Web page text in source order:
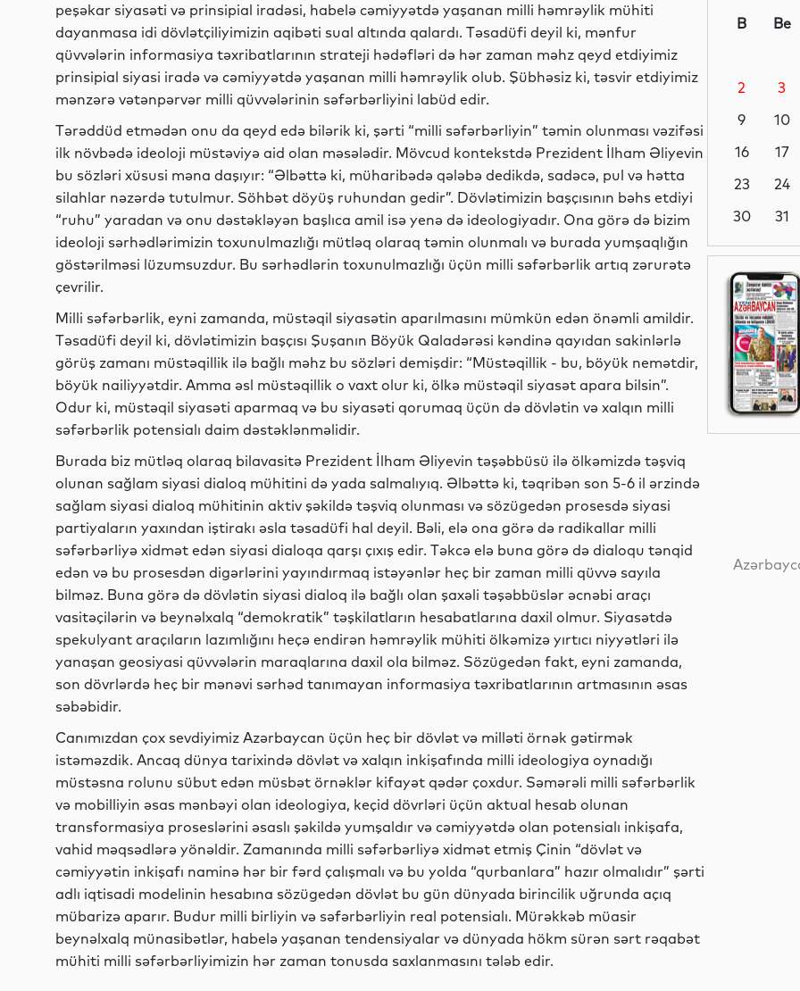
peşəkar siyasəti və prinsipial iradəsi, habelə cəmiyyətdə yaşanan milli həmrəylik mühiti
dayanmasa idi dövlətçiliyimizin aqibəti sual altında qalardı. Təsadüfi deyil ki, mənfur
qüvvələrin informasiya təxribatlarının strateji hədəfləri də hər zaman məhz qeyd etdiyimiz
prinsipial siyasi iradə və cəmiyyətdə yaşanan milli həmrəylik olub. Şübhəsiz ki, təsvir etdiyimiz
mənzərə vətənpərvər milli qüvvələrinin səfərbərliyini labüd edir.
Tərəddüd etmədən onu da qeyd edə bilərik ki, şərti “milli səfərbərliyin” təmin olunması vəzifəsi
ilk növbədə ideoloji müstəviyə aid olan məsələdir. Mövcud kontekstdə Prezident İlham Əliyevin
bu sözləri xüsusi məna daşıyır: “Əlbəttə ki, müharibədə qələbə dedikdə, sadəcə, pul və hətta
silahlar nəzərdə tutulmur. Söhbət döyüş ruhundan gedir”. Dövlətimizin başçısının bəhs etdiyi
“ruhu” yaradan və onu dəstəkləyən başlıca amil isə yenə də ideologiyadır. Ona görə də bizim
ideoloji sərhədlərimizin toxunulmazlığı mütləq olaraq təmin olunmalı və burada yumşaqlığın
göstərilməsi lüzumsuzdur. Bu sərhədlərin toxunulmazlığı üçün milli səfərbərlik artıq zərurətə
çevrilir.
Milli səfərbərlik, eyni zamanda, müstəqil siyasətin aparılmasını mümkün edən önəmli amildir.
Təsadüfi deyil ki, dövlətimizin başçısı Şuşanın Böyük Qaladərəsi kəndinə qayıdan sakinlərlə
görüş zamanı müstəqillik ilə bağlı məhz bu sözləri demişdir: “Müstəqillik - bu, böyük nemətdir,
böyük nailiyyətdir. Amma əsl müstəqillik o vaxt olur ki, ölkə müstəqil siyasət apara bilsin”.
Odur ki, müstəqil siyasəti aparmaq və bu siyasəti qorumaq üçün də dövlətin və xalqın milli
səfərbərlik potensialı daim dəstəklənməlidir.
Burada biz mütləq olaraq bilavasitə Prezident İlham Əliyevin təşəbbüsü ilə ölkəmizdə təşviq
olunan sağlam siyasi dialoq mühitini də yada salmalıyıq. Əlbəttə ki, təqribən son 5-6 il ərzində
sağlam siyasi dialoq mühitinin aktiv şəkildə təşviq olunması və sözügedən prosesdə siyasi
partiyaların yaxından iştirakı əsla təsadüfi hal deyil. Bəli, elə ona görə də radikallar milli
səfərbərliyə xidmət edən siyasi dialoqa qarşı çıxış edir. Təkcə elə buna görə də dialoqu tənqid
edən və bu prosesdən digərlərini yayındırmaq istəyənlər heç bir zaman milli qüvvə sayıla
bilməz. Buna görə də dövlətin siyasi dialoq ilə bağlı olan şaxəli təşəbbüslər əcnəbi araçı
vasitəçilərin və beynəlxalq “demokratik” təşkilatların hesabatlarına daxil olmur. Siyasətdə
spekulyant araçıların lazımlığını heçə endirən həmrəylik mühiti ölkəmizə yırtıcı niyyətləri ilə
yanaşan geosiyasi qüvvələrin maraqlarına daxil ola bilməz. Sözügedən fakt, eyni zamanda,
son dövrlərdə heç bir mənəvi sərhəd tanımayan informasiya təxribatlarının artmasının əsas
səbəbidir.
Canımızdan çox sevdiyimiz Azərbaycan üçün heç bir dövlət və milləti örnək gətirmək
istəməzdik. Ancaq dünya tarixində dövlət və xalqın inkişafında milli ideologiya oynadığı
müstəsna rolunu sübut edən müsbət örnəklər kifayət qədər çoxdur. Səmərəli milli səfərbərlik
və mobilliyin əsas mənbəyi olan ideologiya, keçid dövrləri üçün aktual hesab olunan
transformasiya proseslərini əsaslı şəkildə yumşaldır və cəmiyyətdə olan potensialı inkişafa,
vahid məqsədlərə yönəldir. Zamanında milli səfərbərliyə xidmət etmiş Çinin “dövlət və
cəmiyyətin inkişafı naminə hər bir fərd çalışmalı və bu yolda “qurbanlara” hazır olmalıdır” şərti
adlı iqtisadi modelinin hesabına sözügedən dövlət bu gün dünyada birincilik uğrunda açıq
mübarizə aparır. Budur milli birliyin və səfərbərliyin real potensialı. Mürəkkəb müasir
beynəlxalq münasibətlər, habelə yaşanan tendensiyalar və dünyada hökm sürən sərt rəqabət
mühiti milli səfərbərliyimizin hər zaman tonusda saxlanmasını tələb edir.
İqtisadiyyat
Elm
Sosial
İqtisadiyyat
B Be
2
3
9
10
16
17
23
24
30
31